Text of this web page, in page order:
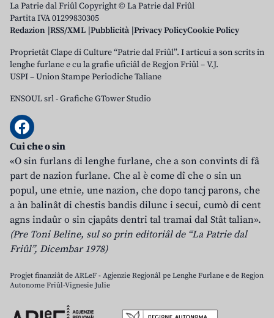
La Patrie dal Friûl Copyright © La Patrie dal Friûl
Partita IVA 01299830305
Redazion RSS/XML Pubblicità Privacy PolicyCookie Policy
Proprietât Clape di Culture “Patrie dal Friûl”. I articui a son scrits in
lenghe furlane e cu la grafie uficiâl de Regjon Friûl – V.J.
USPI – Union Stampe Periodiche Taliane
ENSOUL srl-Grafiche GTower Studio
Cui che o sin
«O sin furlans di lenghe furlane, che a son convints di fâ
part de nazion furlane. Che al è come dî che o sin un
popul, une etnie, une nazion, che dopo tancj parons, che
a àn balinât di chestis bandis dilunc i secui, cumò di cent
agns indaûr o sin cjapâts dentri tal tramai dal Stât talian».
(Pre Toni Beline, sul so prin editoriâl de “La Patrie dal
Friûl”, Dicembar 1978)
Progjet finanziât de ARLeF - Agjenzie Regjonâl pe Lenghe Furlane e de Regjon
Autonome Friûl-Vignesie Julie